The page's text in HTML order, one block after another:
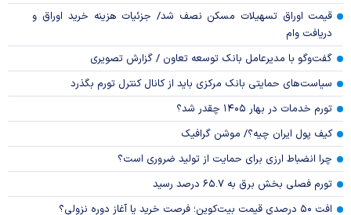
قیمت اوراق تسهیلات مسکن نصف شد/ جزئیات هزینه خرید اوراق و
دریافت وام
گفت‌وگو با مدیرعامل بانک توسعه تعاون / گزارش تصویری
سیاست‌های حمایتی بانک مرکزی باید از کانال کنترل تورم بگذرد
تورم خدمات در بهار ۱۴۰۵ چقدر شد؟
کیف پول ایران چیه؟/ موشن گرافیک
چرا انضباط ارزی برای حمایت از تولید ضروری است؟
تورم فصلی بخش برق به ۶۵.۷ درصد رسید
افت ۵۰ درصدی قیمت بیت‌کوین؛ فرصت خرید یا آغاز دوره نزولی؟